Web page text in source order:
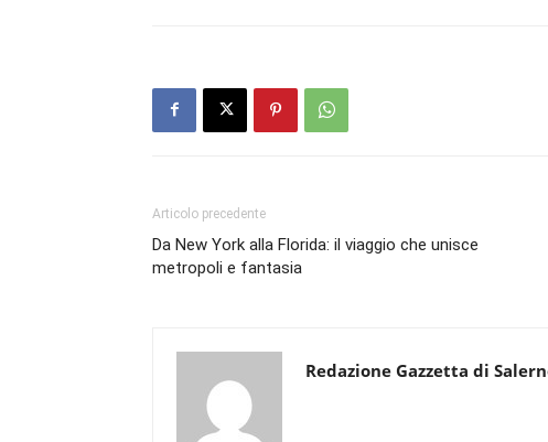
Articolo precedente
Da New York alla Florida: il viaggio che unisce
metropoli e fantasia
Redazione Gazzetta di